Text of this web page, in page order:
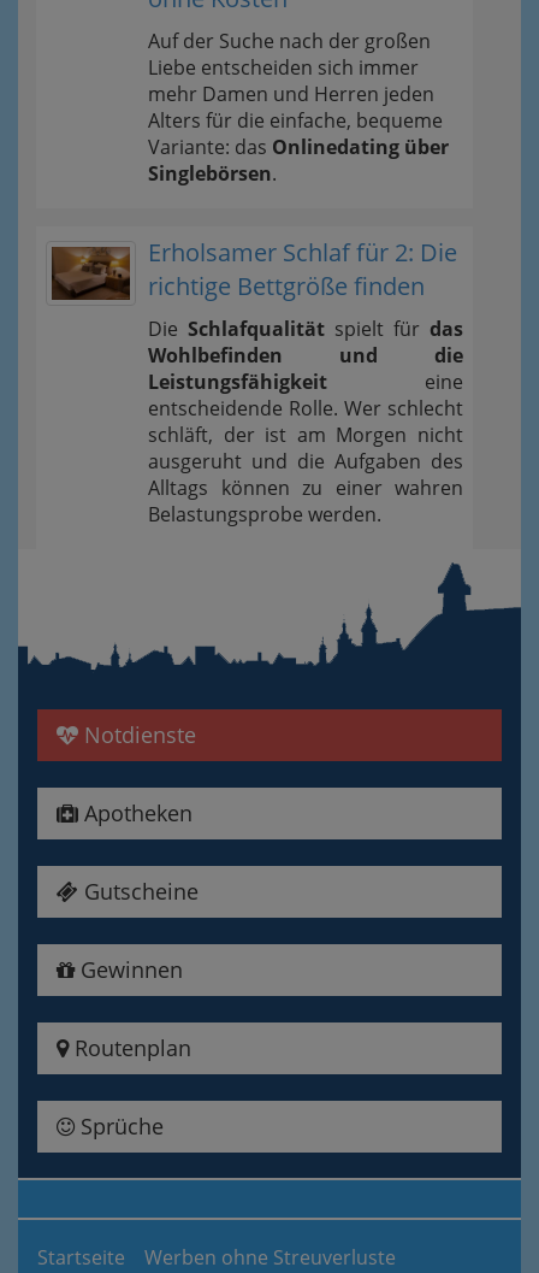
Auf der Suche nach der großen
Liebe entscheiden sich immer
mehr Damen und Herren jeden
Alters für die einfache, bequeme
Variante: das Onlinedating über
Singlebörsen.
Erholsamer Schlaf für 2: Die
richtige Bettgröße finden
Die Schlafqualität spielt für das
Wohlbefinden und die
Leistungsfähigkeit eine
entscheidende Rolle. Wer schlecht
schläft, der ist am Morgen nicht
ausgeruht und die Aufgaben des
Alltags können zu einer wahren
Belastungsprobe werden.
Notdienste
Apotheken
Gutscheine
Gewinnen
Routenplan
Sprüche
Startseite Werben ohne Streuverluste